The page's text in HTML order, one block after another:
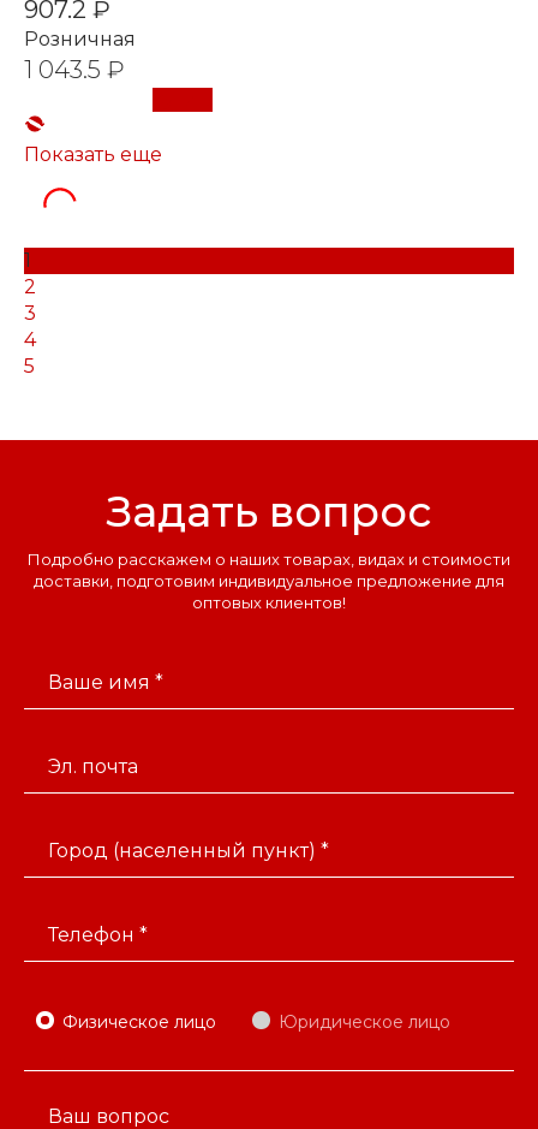
907.2 ₽
Розничная
1 043.5 ₽
Показать еще
1
2
3
4
5
Задать вопрос
Подробно расскажем о наших товарах, видах и стоимости
доставки, подготовим индивидуальное предложение для
оптовых клиентов!
Ваше имя *
Эл. почта
Город (населенный пункт) *
Телефон *
Физическое лицо Юридическое лицо
Ваш вопрос